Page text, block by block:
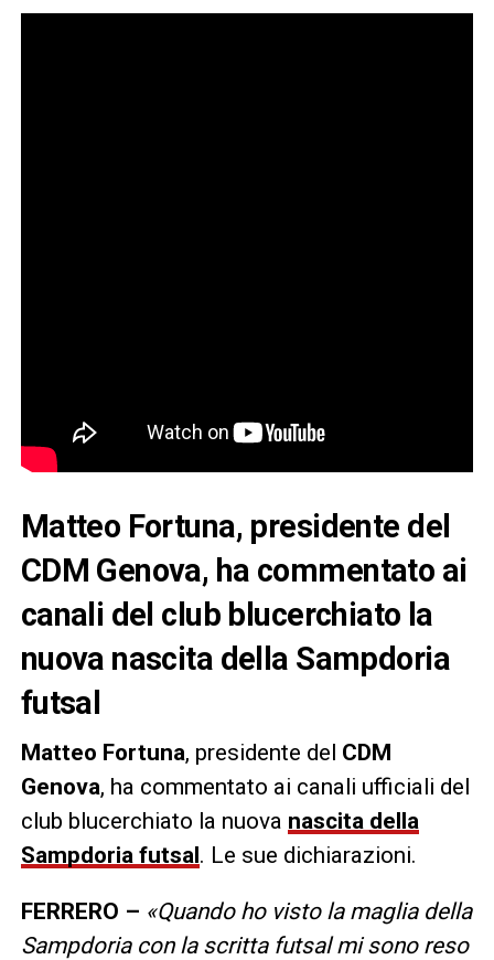
Matteo Fortuna, presidente del
CDM Genova, ha commentato ai
canali del club blucerchiato la
nuova nascita della Sampdoria
futsal
Matteo Fortuna, presidente del CDM
Genova, ha commentato ai canali ufficiali del
club blucerchiato la nuova nascita della
Sampdoria futsal. Le sue dichiarazioni.
FERRERO – «Quando ho visto la maglia della
Sampdoria con la scritta futsal mi sono reso